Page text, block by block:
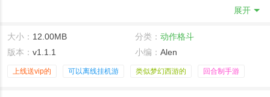
【精彩无比的冒险 属于勇士的探险之旅】
多样的玩法超多的精彩体验：神秘地下城不断闯关PVE和竞技场PVP
对战，挑战这种超难度关卡，等多丰富多彩的惊喜挑战，等着勇士们
展开
大小： 12.00MB 分类： 动作格斗
版本： v1.1.1 小编： Alen
上线送vip的 可以离线挂机游 类似梦幻西游的 回合制手游